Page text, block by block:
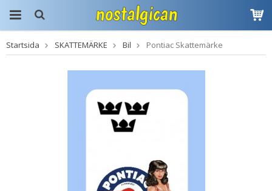
Produkten har blivit
tillagd i varukorgen
Startsida SKATTEMÄRKE Bil Pontiac Skattemärke